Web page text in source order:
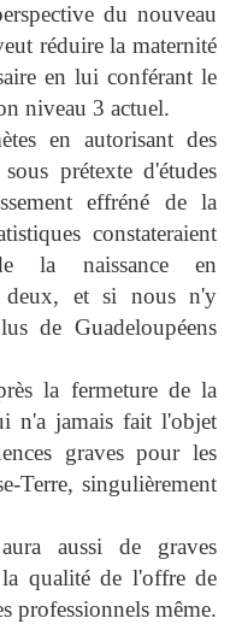
du nouveau
réduire la maternité
en lui conférant le
niveau 3 actuel.
en autorisant des
prétexte d'études
effréné de la
constateraient
la naissance en
deux, et si nous n'y
de Guadeloupéens
la fermeture de la
n'a jamais fait l'objet
graves pour les
Terre, singulièrement
aussi de graves
la qualité de l'offre de
professionnels même.